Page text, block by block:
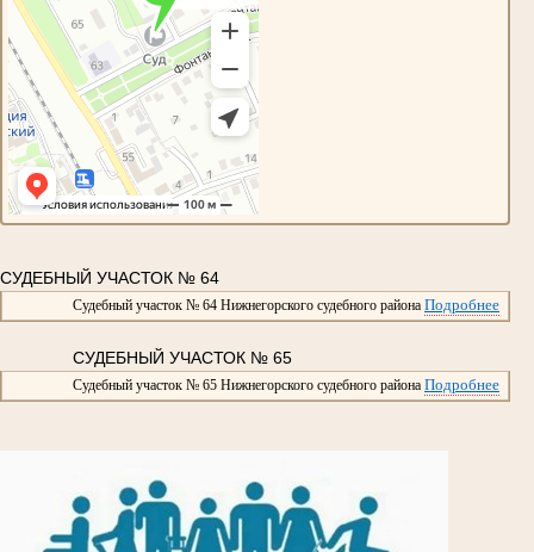
СУДЕБНЫЙ УЧАСТОК № 64
Судебный участок № 64 Нижнегорского судебного района Подробнее
СУДЕБНЫЙ УЧАСТОК № 65
Судебный участок № 65 Нижнегорского судебного района Подробнее